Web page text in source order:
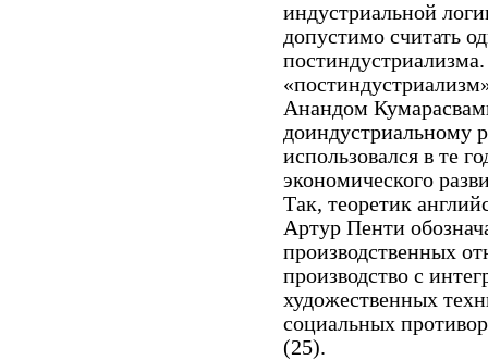
индустриальной
допустимо считать
Анандом
доиндустриальному
использовался в те
экономического
Так, теоретик
Артур Пенти
производственных
производство с
художественных
социальных
(25).